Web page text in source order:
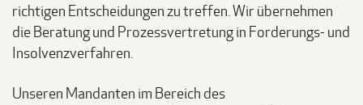
richtigen Entscheidungen zu treffen. Wir übernehmen
die Beratung und Prozessvertretung in Forderungs- und
Insolvenzverfahren.
Unseren Mandanten im Bereich des